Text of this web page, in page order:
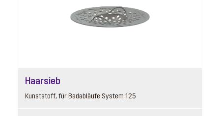
Haarsieb
Kunststoff, für Badabläufe System 125